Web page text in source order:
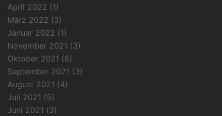
April 2022 (1)
März 2022 (3)
Januar 2022 (1)
November 2021 (3)
Oktober 2021 (8)
September 2021 (3)
August 2021 (4)
Juli 2021 (5)
Juni 2021 (3)